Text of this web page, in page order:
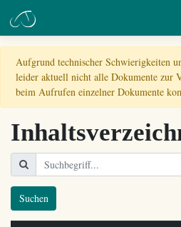
Aufgrund technischer Schwierigkeiten
leider aktuell nicht alle Dokumente zur
beim Aufrufen einzelner Dokumente
Suchen